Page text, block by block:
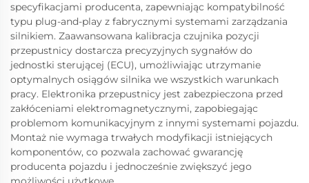
specyfikacjami producenta, zapewniając kompatybilność
typu plug-and-play z fabrycznymi systemami zarządzania
silnikiem. Zaawansowana kalibracja czujnika pozycji
przepustnicy dostarcza precyzyjnych sygnałów do
jednostki sterującej (ECU), umożliwiając utrzymanie
optymalnych osiągów silnika we wszystkich warunkach
pracy. Elektronika przepustnicy jest zabezpieczona przed
zakłóceniami elektromagnetycznymi, zapobiegając
problemom komunikacyjnym z innymi systemami pojazdu.
Montaż nie wymaga trwałych modyfikacji istniejących
komponentów, co pozwala zachować gwarancję
producenta pojazdu i jednocześnie zwiększyć jego